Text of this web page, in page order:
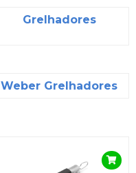
Grelhadores
Weber Grelhadores